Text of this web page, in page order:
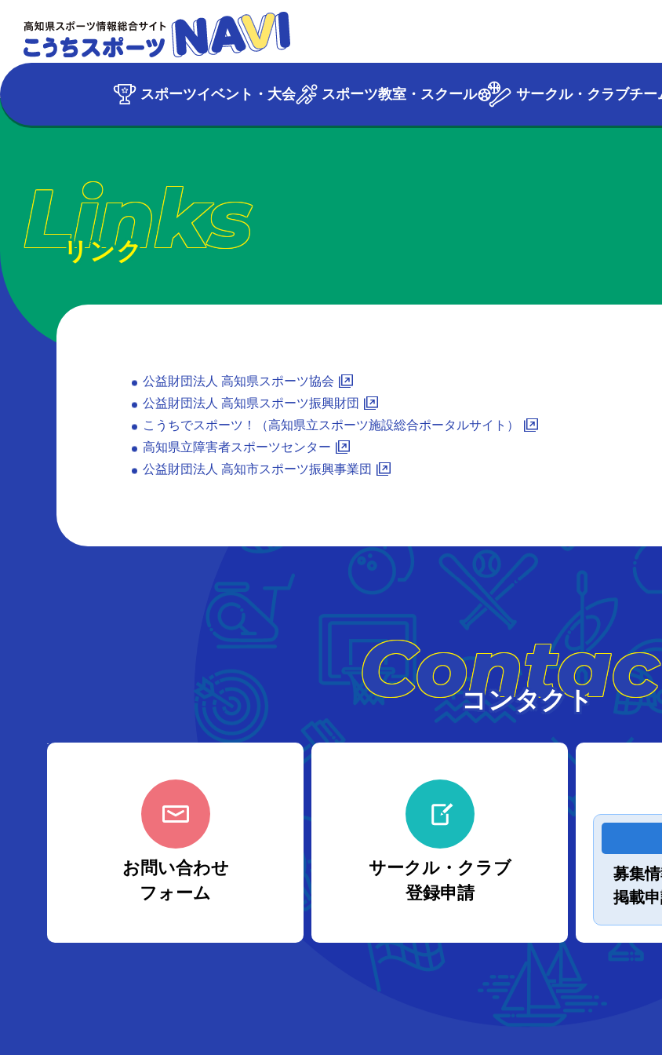
スポーツイベント・大会 スポーツ教室・スクール サークル・クラブチー
Links
リンク
公益財団法人 高知県スポーツ協会
公益財団法人 高知県スポーツ振興財団
こうちでスポーツ！（高知県立スポーツ施設総合ポータルサイト）
高知県立障害者スポーツセンター
公益財団法人 高知市スポーツ振興事業団
コンタクト
お問い合わせ
フォーム
サークル・クラブ
登録申請
募集
掲載